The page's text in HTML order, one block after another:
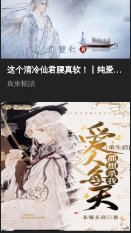
这个清冷仙君腰真软！丨纯爱向丨双男主丨修仙前世今生丨追妻甜宠
廣東暢讀